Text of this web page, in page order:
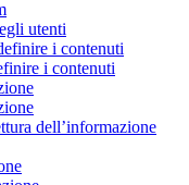
utenti
i contenuti
i contenuti
dell’informazione